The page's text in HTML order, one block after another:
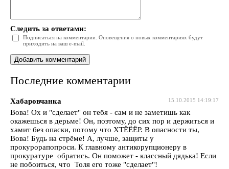
Следить за ответами:
Подписаться на комментарии. Оповещения о новых комментариях будут
приходить на ваш e-mail.
Последние комментарии
15.10.2015 14:19:17
Хабаровчанка
Вова! Ох и "сделает" он тебя - сам и не заметишь как
окажешься в дерьме! Он, поэтому, до сих пор и держиться и
хамит без опаски, потому что ХТЁЁЁР. В опасности ты,
Вова! Будь на стрёме! А, лучше, защиты у
прокурорапопроси. К главному антикорупционеру в
прокуратуре обратись. Он поможет - классный дядька! Если
не побоиться, что Толя его тоже "сделает"!